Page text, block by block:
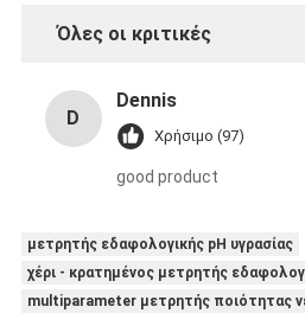
Όλες οι κριτικές
D
Dennis
Χρήσιμο (97)
good product
μετρητής εδαφολογικής pH υγρασίας
χέρι - κρατημένος μετρητής
multiparameter μετρητής ποιότητας